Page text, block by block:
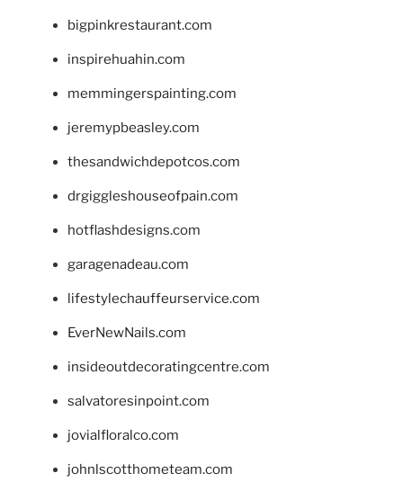
bigpinkrestaurant.com
inspirehuahin.com
memmingerspainting.com
jeremypbeasley.com
thesandwichdepotcos.com
drgiggleshouseofpain.com
hotflashdesigns.com
garagenadeau.com
lifestylechauffeurservice.com
EverNewNails.com
insideoutdecoratingcentre.com
salvatoresinpoint.com
jovialfloralco.com
johnlscotthometeam.com